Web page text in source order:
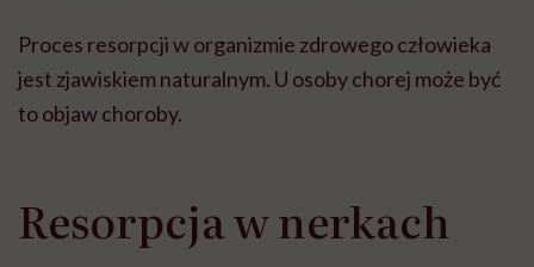
Proces resorpcji w organizmie zdrowego człowieka
jest zjawiskiem naturalnym. U osoby chorej może być
to objaw choroby.
Resorpcja w nerkach